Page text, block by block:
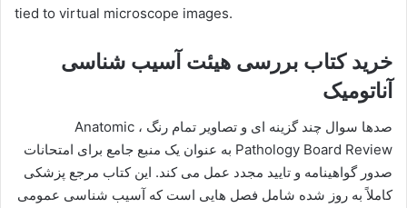
tied to virtual microscope images.
خرید کتاب بررسی هیئت آسیب شناسی
آناتومیک
صدها سوال چند گزینه ای و تصاویر تمام رنگ ، Anatomic
Pathology Board Review به عنوان یک منبع جامع برای امتحانات
صدور گواهینامه و تایید مجدد عمل می کند. این کتاب مرجع پزشکی
کاملاً به روز شده شامل فصل هایی است که آسیب شناسی عمومی